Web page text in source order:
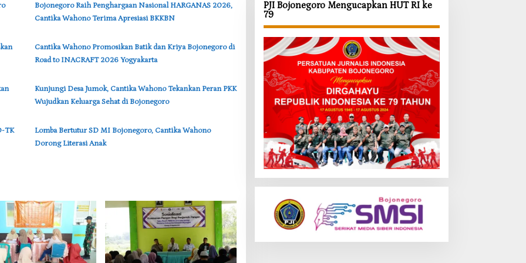
‎Bojonegoro Raih Penghargaan Nasional HARGANAS 2026,
Cantika Wahono Terima Apresiasi BKKBN
‎Cantika Wahono Promosikan Batik dan Kriya Bojonegoro di
Road to INACRAFT 2026 Yogyakarta
‎Kunjungi Desa Jumok, Cantika Wahono Tekankan Peran PKK
Wujudkan Keluarga Sehat di Bojonegoro
TK
‎Lomba Bertutur SD MI Bojonegoro, Cantika Wahono
Dorong Literasi Anak
PJI Bojonegoro Mengucapkan HUT RI ke
79